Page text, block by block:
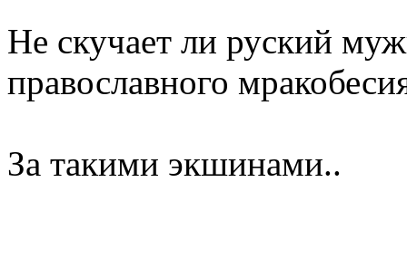
Не скучает ли руский
православного
За такими экшинами..